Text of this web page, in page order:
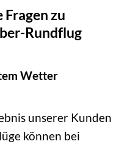
Fragen zu
Rundflug
Wetter
unserer Kunden
können bei